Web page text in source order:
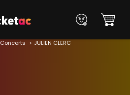
Concerts JULIEN CLERC